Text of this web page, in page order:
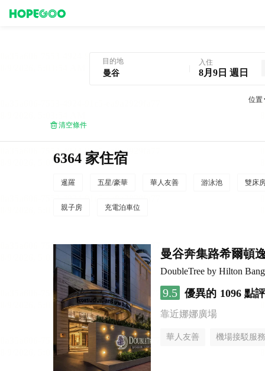
目的地 入住
8月9日 週日
位置
清空條件
6364 家住宿
暹羅 五星/豪華 華人友善 游泳池 雙床
親子房 充電泊車位
曼谷奔集路希爾頓
DoubleTree by Hilton
9.5 優異的 1096 點評
靠近娜娜廣場
華人友善 機場接駁服務